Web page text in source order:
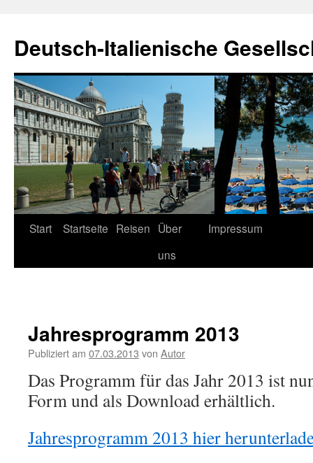
springen
Deutsch-Italienische
Start Startseite Reisen Über
uns
Impressum
Jahresprogramm 2013
Publiziert am 07.03.2013 von Autor
Das Programm für das Jahr 2013 ist
Form und als Download erhältlich.
Jahresprogramm 2013 hier